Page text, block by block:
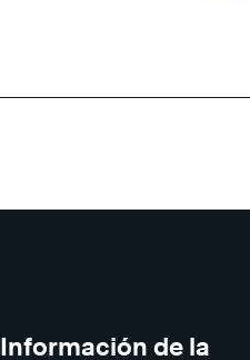
Información de la